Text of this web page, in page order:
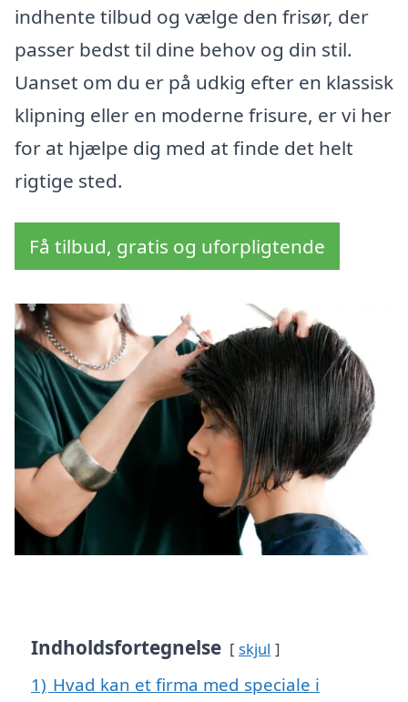
indhente tilbud og vælge den frisør, der
passer bedst til dine behov og din stil.
Uanset om du er på udkig efter en klassisk
klipning eller en moderne frisure, er vi her
for at hjælpe dig med at finde det helt
rigtige sted.
Få tilbud, gratis og uforpligtende
Indholdsfortegnelse skjul
1) Hvad kan et firma med speciale i